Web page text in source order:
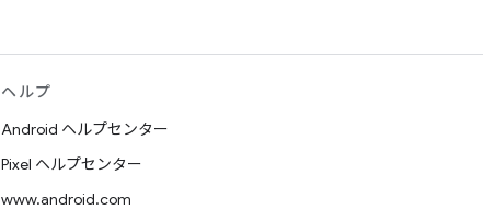
ヘルプ
Android ヘルプセンター
Pixel ヘルプセンター
www.android.com